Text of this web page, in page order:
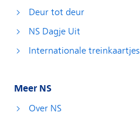
Deur tot deur
NS Dagje Uit
Internationale treinkaartjes
Meer NS
Over NS